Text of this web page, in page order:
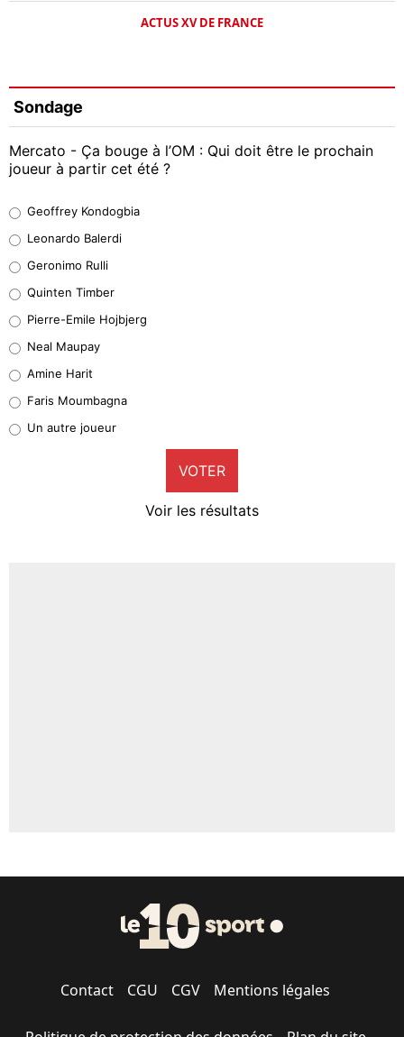
ACTUS XV DE FRANCE
Sondage
Mercato - Ça bouge à l’OM : Qui doit être le prochain
joueur à partir cet été ?
38%
32%
4%
1%
9%
Geoffrey Kondogbia
Leonardo Balerdi
Geronimo Rulli
Quinten Timber
Pierre-Emile Hojbjerg
Neal Maupay
Amine Harit
Faris Moumbagna
Un autre joueur
VOTER
Voir les résultats
Contact CGU CGV Mentions légales